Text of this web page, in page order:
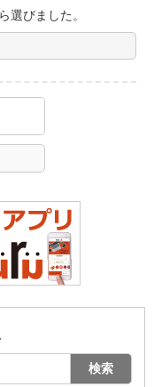
選びました。
検索